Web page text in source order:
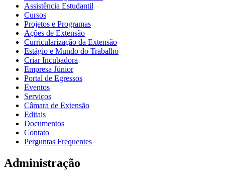
Assistência Estudantil
Cursos
Projetos e Programas
Ações de Extensão
Curricularização da Extensão
Estágio e Mundo do Trabalho
Criar Incubadora
Empresa Júnior
Portal de Egressos
Eventos
Serviços
Câmara de Extensão
Editais
Documentos
Contato
Perguntas Frequentes
Administração